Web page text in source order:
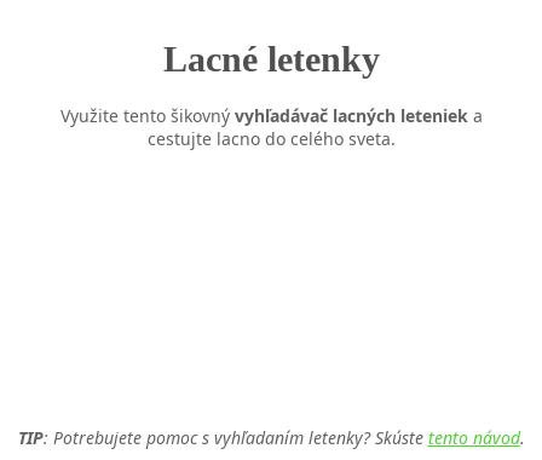
Lacné letenky
Využite tento šikovný vyhľadávač lacných leteniek a
cestujte lacno do celého sveta.
TIP: Potrebujete pomoc s vyhľadaním letenky? Skúste tento návod.